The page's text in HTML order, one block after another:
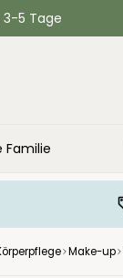
3-5 Tage
Familie
Make-up